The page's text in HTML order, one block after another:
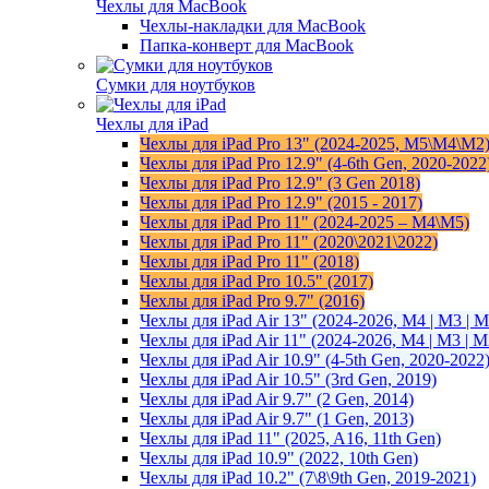
Чехлы для MacBook
Чехлы-накладки для MacBook
Папка-конверт для MacBook
Сумки для ноутбуков
Чехлы для iPad
Чехлы для iPad Pro 13" (2024-2025, M5\M4\M2)
Чехлы для iPad Pro 12.9" (4-6th Gen, 2020-
Чехлы для iPad Pro 12.9" (3 Gen 2018)
Чехлы для iPad Pro 12.9" (2015 - 2017)
Чехлы для iPad Pro 11" (2024-2025 – M4\М5)
Чехлы для iPad Pro 11" (2020\2021\2022)
Чехлы для iPad Pro 11" (2018)
Чехлы для iPad Pro 10.5" (2017)
Чехлы для iPad Pro 9.7" (2016)
Чехлы для iPad Air 13" (2024-2026, M4 | M3 |
Чехлы для iPad Air 11" (2024-2026, M4 | M3 |
Чехлы для iPad Air 10.9" (4-5th Gen, 2020-2022)
Чехлы для iPad Air 10.5" (3rd Gen, 2019)
Чехлы для iPad Air 9.7" (2 Gen, 2014)
Чехлы для iPad Air 9.7" (1 Gen, 2013)
Чехлы для iPad 11" (2025, A16, 11th Gen)
Чехлы для iPad 10.9" (2022, 10th Gen)
Чехлы для iPad 10.2" (7\8\9th Gen, 2019-2021)